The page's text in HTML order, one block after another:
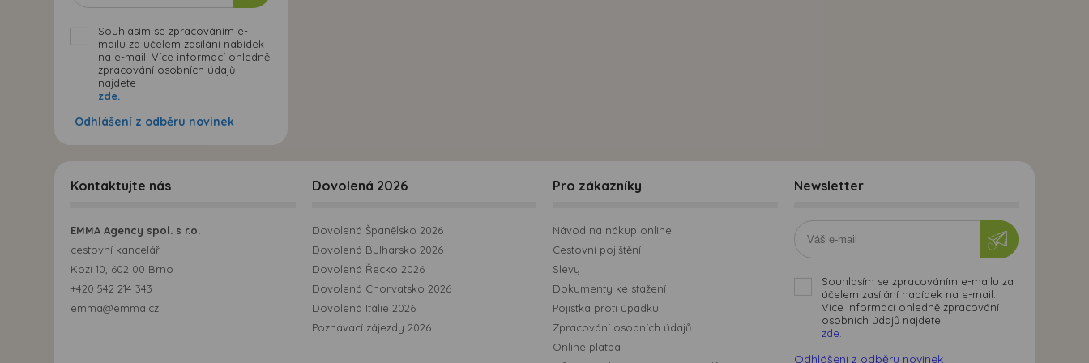
Souhlasím se zpracováním e-
mailu za účelem zasílání nabídek
na e-mail. Více informací ohledně
zpracování osobních údajů
najdete
zde.
Odhlášení z odběru novinek
Kontaktujte nás
EMMA Agency spol. s r.o.
cestovní kancelář
Kozí 10, 602 00 Brno
+420 542 214 343
emma@emma.cz
Dovolená 2026
Dovolená Španělsko 2026
Dovolená Bulharsko 2026
Dovolená Řecko 2026
Dovolená Chorvatsko 2026
Dovolená Itálie 2026
Poznávací zájezdy 2026
Pro zákazníky
Návod na nákup online
Cestovní pojištění
Slevy
Dokumenty ke stažení
Pojistka proti úpadku
Zpracování osobních údajů
Online platba
Newsletter
Souhlasím se zpracováním e-mailu za
účelem zasílání nabídek na e-mail.
Více informací ohledně zpracování
osobních údajů najdete
zde.
Odhlášení z odběru novinek